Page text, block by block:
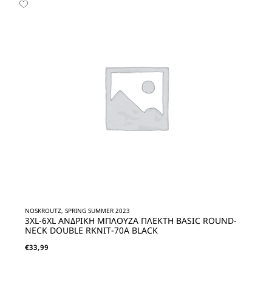
NOSKROUTZ, SPRING SUMMER 2023
3XL-6XL ΑΝΔΡΙΚΗ ΜΠΛΟΥΖΑ ΠΛΕΚΤΗ BASIC ROUND-
NECK DOUBLE RKNIT-70A BLACK
€33,99